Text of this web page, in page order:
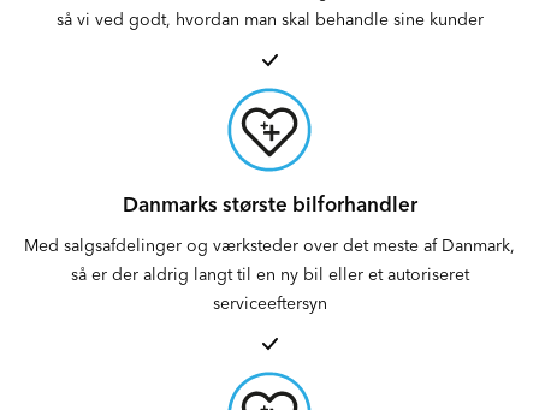
så vi ved godt, hvordan man skal behandle sine kunder
Danmarks største bilforhandler
Med salgsafdelinger og værksteder over det meste af Danmark,
så er der aldrig langt til en ny bil eller et autoriseret
serviceeftersyn